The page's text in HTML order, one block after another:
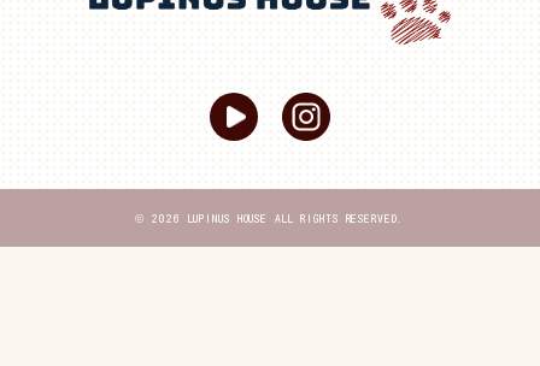
© 2026 LUPINUS HOUSE ALL RIGHTS RESERVED.